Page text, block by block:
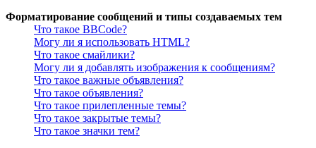
Форматирование сообщений и типы создаваемых тем
Что такое BBCode?
Могу ли я использовать HTML?
Что такое смайлики?
Могу ли я добавлять изображения к сообщениям?
Что такое важные объявления?
Что такое объявления?
Что такое прилепленные темы?
Что такое закрытые темы?
Что такое значки тем?